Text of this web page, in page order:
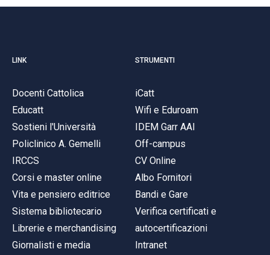
LINK
Docenti Cattolica
Educatt
Sostieni l'Università
Policlinico A. Gemelli
IRCCS
Corsi e master online
Vita e pensiero editrice
Sistema bibliotecario
Librerie e merchandising
Giornalisti e media
STRUMENTI
iCatt
Wifi e Eduroam
IDEM Garr AAI
Off-campus
CV Online
Albo Fornitori
Bandi e Gare
Verifica certificati e
autocertificazioni
Intranet